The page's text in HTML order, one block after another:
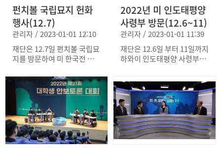
펀치볼 국립묘지 헌화
행사(12.7)
관리자 / 2023-01-01 12:10
재단은 12.7일 펀치볼 국립묘
지를 방문하여 미 한국전 참
양사 연락장교단과 함께 참전
비에 헌화하고 한국전 관련
시설을 방문했다. 재단은 참
전용사의 희생과 헌신에 감사
하며 참전용사들에게 재단에
서 발간한 “146명의 영웅들”
책자를 선물하였다.
2022년 미 인도태평양
사령부 방문(12.6~11)
관리자 / 2023-01-01 11:39
재단은 12.6일 부터 11일까지
하와이 인도태평양 사령부를
다양한 방안을 논의했다. 방
문단은 펀치볼 국립묘지 헌
화, 애리조나 함 해상 헌화를
실시하고, 진주만 추념식에도
참석하여 동맹 및 참전용사에
게 감사와 위로를 표명했다.